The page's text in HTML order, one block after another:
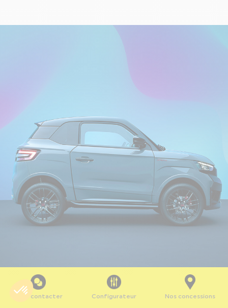
Nous contacter Configurateur Nos concessions